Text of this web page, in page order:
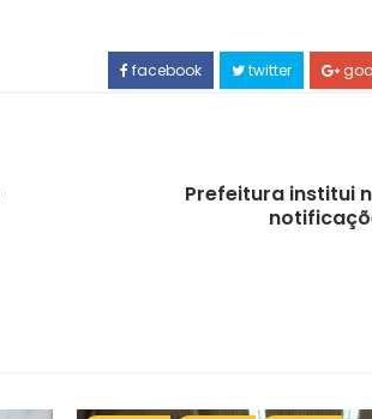
facebook twitter
Prefeitura institui